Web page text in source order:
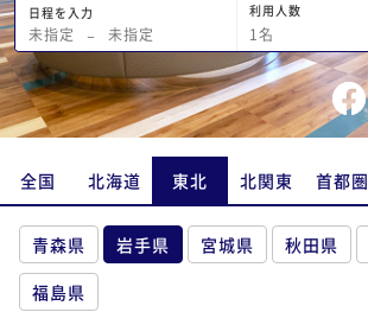
日程を入力
未指定 − 未指定
利用人数
1 名
全国 北海道 東北 北関東 首都圏
青森県 岩手県 宮城県 秋田県
福島県